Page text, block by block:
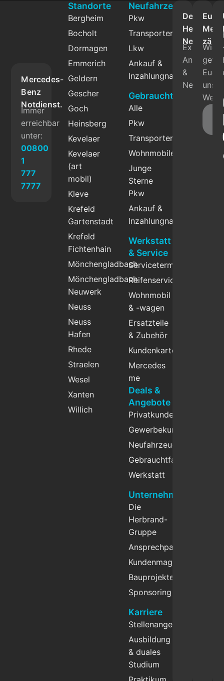
Mercedes-
Benz
Notdienst.
Immer
erreichbar
unter:
00800
1
777
7777
Standorte
Bergheim
Bocholt
Dormagen
Emmerich
Geldern
Gescher
Goch
Heinsberg
Kevelaer
Kevelaer
(art
mobil)
Kleve
Krefeld
Gartenstadt
Krefeld
Fichtenhain
Mönchengladbach
Mönchengladbach
Neuwerk
Neuss
Neuss
Hafen
Rhede
Straelen
Wesel
Xanten
Willich
Neufahrzeuge
Pkw
Transporter
Lkw
Ankauf &
Inzahlungnahme
Gebrauchtfahrzeuge
Alle
Pkw
Transporter
Wohnmobile
Junge
Sterne
Pkw
Ankauf &
Inzahlungnahme
Werkstatt
& Service
Servicetermin
Reifenservice
Wohnmobil
& -wagen
Ersatzteile
& Zubehör
Kundenkarte
Mercedes
me
Deals &
Angebote
Privatkunden
Gewerbekunden
Neufahrzeuge
Gebrauchtfahrzeuge
Werkstatt
Unternehmen
Die
Herbrand-
Gruppe
Ansprechpartner
Kundenmagazin
Bauprojekte
Sponsoring
Karriere
Stellenangebote
Ausbildung
& duales
Studium
Der
Herbrand
Exklusive
Angebote
&
News.
Eure
zählt
Wie
Euch